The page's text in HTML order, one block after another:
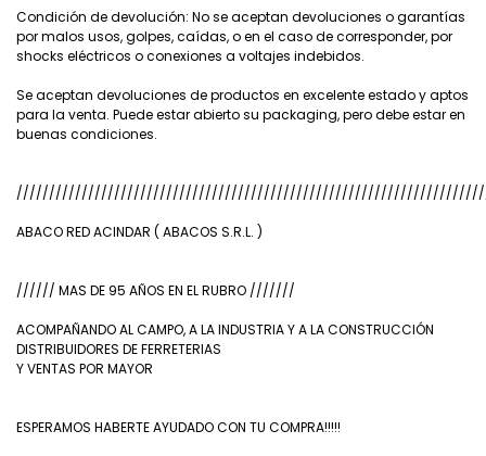
Condición de devolución: No se aceptan devoluciones o garantías
por malos usos, golpes, caídas, o en el caso de corresponder, por
shocks eléctricos o conexiones a voltajes indebidos.
Se aceptan devoluciones de productos en excelente estado y aptos
para la venta. Puede estar abierto su packaging, pero debe estar en
buenas condiciones.
ABACO RED ACINDAR ( ABACOS S.R.L. )
////// MAS DE 95 AÑOS EN EL RUBRO ///////
ACOMPAÑANDO AL CAMPO, A LA INDUSTRIA Y A LA CONSTRUCCIÓN
DISTRIBUIDORES DE FERRETERIAS
Y VENTAS POR MAYOR
ESPERAMOS HABERTE AYUDADO CON TU COMPRA!!!!!